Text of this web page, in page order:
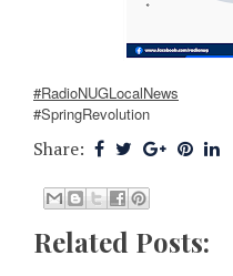
#RadioNUGLocalNews
#SpringRevolution
Share:
Related Posts: